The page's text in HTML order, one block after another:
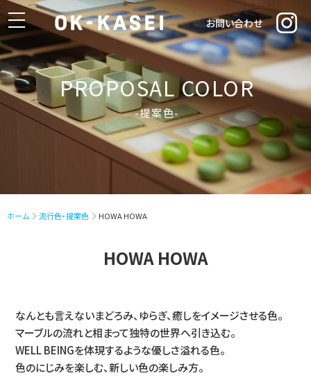
toggle
navigation
お問い合わせ
PROPOSAL COLOR
-提案色-
ホーム 流行色・提案色 HOWA HOWA
HOWA HOWA
なんとも言えないまどろみ、ゆらぎ、癒しをイメージさせる色。
マーブルの流れと相まって独特の世界へ引き込む。
WELL BEINGを体現するような優しさ溢れる色。
色のにじみを楽しむ、新しい色の楽しみ方。